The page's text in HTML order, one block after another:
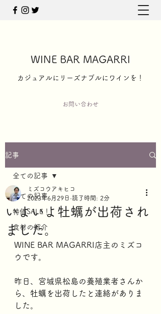
WINE BAR MAGARRI
​カジュアルにリーズナブルにワインを！
お問い合わせ
記事
全ての記事
特価SALE！
食材の紹介
全ての記事
いよいよ牡蠣が出荷され
ました。
ミズコウアキヒコ
2023年6月29日 読了時間: 2分
WINE BAR MAGARRI店主のミズコ
ウです。
昨日、宮城県松島の養殖業者さんか
ら、牡蠣を出荷したと連絡がありま
した。